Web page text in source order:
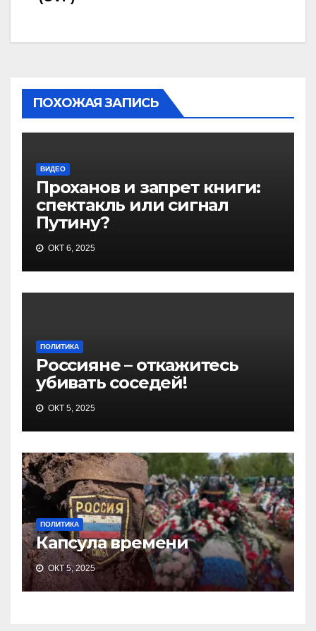
по
ПОХОЖАЯ ЗАПИСЬ
ВИДЕО
Проханов и запрет книги:
спектакль или сигнал
Путину?
ОКТ 6, 2025
ПОЛИТИКА
Россияне – откажитесь
убивать соседей!
ОКТ 5, 2025
ПОЛИТИКА
Капсула времени
ОКТ 5, 2025